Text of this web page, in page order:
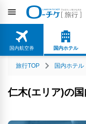
国内航空券 国内ホテル
旅行TOP 国内ホテ
仁木(エリア)の